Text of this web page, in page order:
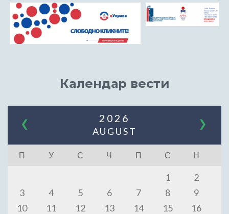
Календар вести
❮ ❯
2026
AUGUST
П У С Ч П С Н
1
2
3
4 5 6 7 8
9
10
11 12 13 14 15
16